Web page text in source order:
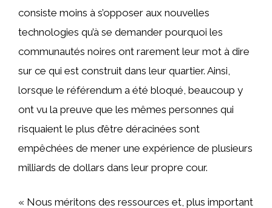
consiste moins à s’opposer aux nouvelles
technologies qu’à se demander pourquoi les
communautés noires ont rarement leur mot à dire
sur ce qui est construit dans leur quartier. Ainsi,
lorsque le référendum a été bloqué, beaucoup y
ont vu la preuve que les mêmes personnes qui
risquaient le plus d’être déracinées sont
empêchées de mener une expérience de plusieurs
milliards de dollars dans leur propre cour.
« Nous méritons des ressources et, plus important